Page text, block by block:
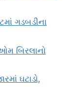
ગડબડીના
બિરલાનો
ઘટાડો,